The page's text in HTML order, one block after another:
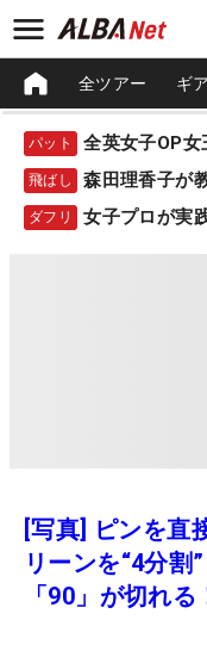
全ツアー ギア
パット 全英女子OP女
飛ばし 森田理香子が
ダフリ 女子プロが実
[写真] ピンを
リーンを“4分割
「90」が切れる